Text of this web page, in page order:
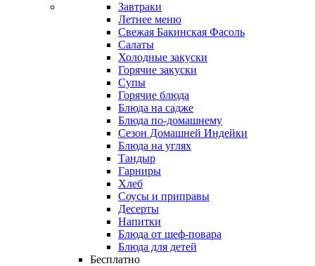
Завтраки
Летнее меню
Свежая Бакинская Фасоль
Салаты
Холодные закуски
Горячие закуски
Супы
Горячие блюда
Блюда на садже
Блюда по-домашнему
Сезон Домашней Индейки
Блюда на углях
Тандыр
Гарниры
Хлеб
Соусы и приправы
Десерты
Напитки
Блюда от шеф-повара
Блюда для детей
Бесплатно